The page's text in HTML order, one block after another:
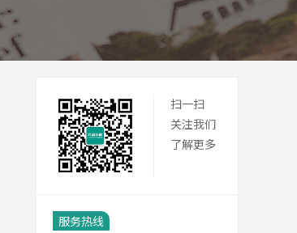
扫一扫
关注我们
了解更多
服务热线